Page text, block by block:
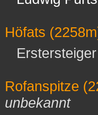
Höfats
Rofanspitze
unbekannt